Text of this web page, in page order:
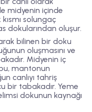
midyenin içinde
solungaç
dokularından oluşur.
bilinen bir doku
oluşmasını ve
Midyenin iç
mantonun
canlıyı tahriş
bir tabakadır. Yeme
dokunun kaynağı